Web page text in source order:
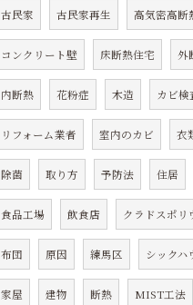
古民家 古民家再生 高気密高断
コンクリート壁 床断熱住宅 外
内断熱 花粉症 木造 カビ検
リフォーム業者 室内のカビ 衣
除菌 取り方 予防法 住居
食品工場 飲食店 クラドスポリ
布団 原因 練馬区 シックハ
家屋 建物 断熱 MIST工法